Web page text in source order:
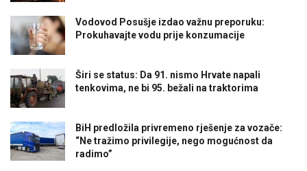
Vodovod Posušje izdao važnu preporuku:
Prokuhavajte vodu prije konzumacije
Širi se status: Da 91. nismo Hrvate napali
tenkovima, ne bi 95. bežali na traktorima
BiH predložila privremeno rješenje za vozače:
“Ne tražimo privilegije, nego mogućnost da
radimo”